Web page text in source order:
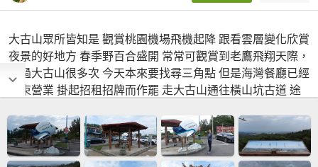
大古山眾所皆知是 觀賞桃園機場飛機起降 跟看雲層變化欣賞
夜景的好地方 春季野百合盛開 常常可觀賞到老鷹飛翔天際，
來過大古山很多次 今天本來要找尋三角點 但是海灣餐廳已經
結束營業 掛起招租招牌而作罷 走大古山通往橫山坑古道 途
廳 欣賞百萬夜景 。2023農遊季展期5／20-8／31點燈時間
18：00-22：00